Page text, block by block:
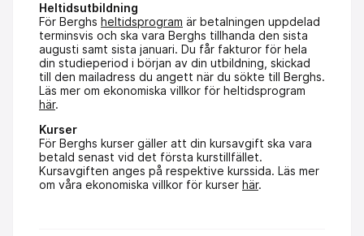
Heltidsutbildning
För Berghs heltidsprogram är betalningen uppdelad
terminsvis och ska vara Berghs tillhanda den sista
augusti samt sista januari. Du får fakturor för hela
din studieperiod i början av din utbildning, skickad
till den mailadress du angett när du sökte till Berghs.
Läs mer om ekonomiska villkor för heltidsprogram
här.
Kurser
För Berghs kurser gäller att din kursavgift ska vara
betald senast vid det första kurstillfället.
Kursavgiften anges på respektive kurssida. Läs mer
om våra ekonomiska villkor för kurser här.